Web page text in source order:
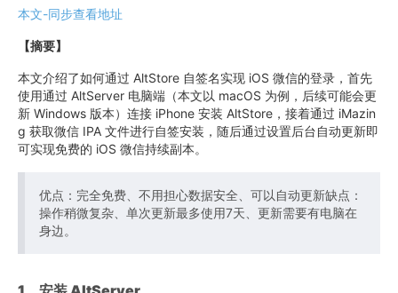
本文-同步查看地址
【摘要】
本文介绍了如何通过 AltStore 自签名实现 iOS 微信的登录，首先
使用通过 AltServer 电脑端（本文以 macOS 为例，后续可能会更
新 Windows 版本）连接 iPhone 安装 AltStore，接着通过 iMazin
g 获取微信 IPA 文件进行自签安装，随后通过设置后台自动更新即
可实现免费的 iOS 微信持续副本。
优点：完全免费、不用担心数据安全、可以自动更新缺点：
操作稍微复杂、单次更新最多使用7天、更新需要有电脑在
身边。